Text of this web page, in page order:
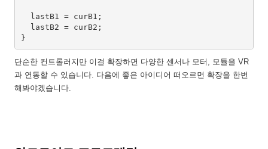
  lastB1 = curB1;
  lastB2 = curB2;
}
단순한 컨트롤러지만 이걸 확장하면 다양한 센서나 모터, 모듈을 VR
과 연동할 수 있습니다. 다음에 좋은 아이디어 떠오르면 확장을 한번
해봐야겠습니다.